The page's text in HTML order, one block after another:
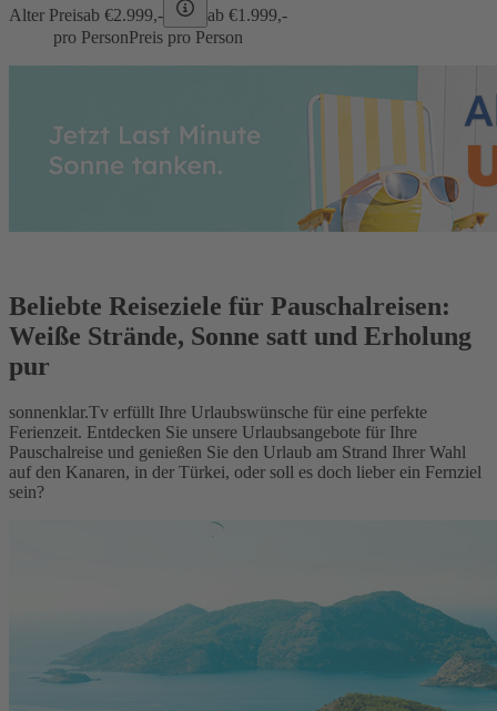
Alter Preisab €2.999,- ab €1.999,-
pro PersonPreis pro Person
Beliebte Reiseziele für Pauschalreisen:
Weiße Strände, Sonne satt und Erholung
pur
sonnenklar.Tv erfüllt Ihre Urlaubswünsche für eine perfekte
Ferienzeit. Entdecken Sie unsere Urlaubsangebote für Ihre
Pauschalreise und genießen Sie den Urlaub am Strand Ihrer Wahl
auf den Kanaren, in der Türkei, oder soll es doch lieber ein Fernziel
sein?